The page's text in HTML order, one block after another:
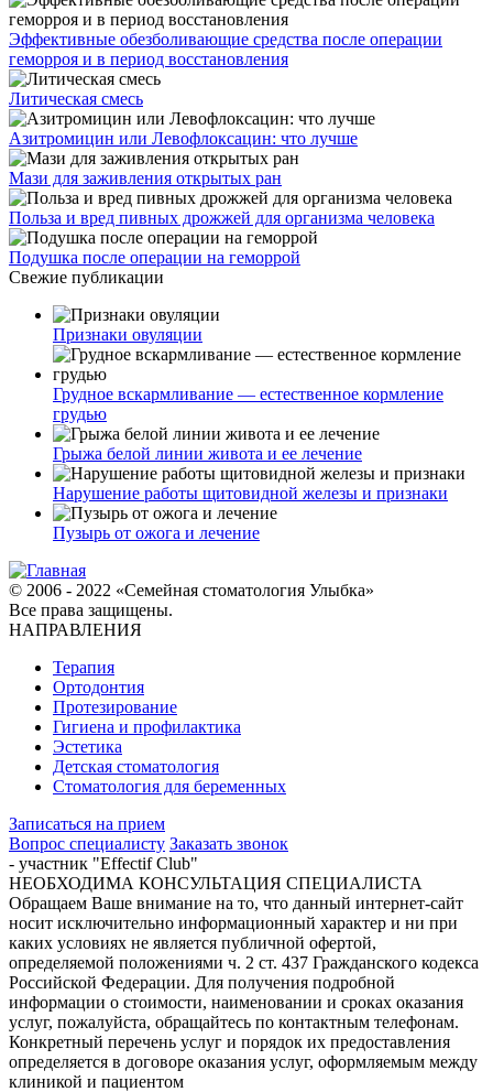
Эффективные обезболивающие средства после операции
геморроя и в период восстановления
Литическая смесь
Азитромицин или Левофлоксацин: что лучше
Мази для заживления открытых ран
Польза и вред пивных дрожжей для организма человека
Подушка после операции на геморрой
Свежие публикации
Признаки овуляции
Грудное вскармливание — естественное кормление
грудью
Грыжа белой линии живота и ее лечение
Нарушение работы щитовидной железы и признаки
Пузырь от ожога и лечение
© 2006 - 2022 «Семейная стоматология Улыбка»
Все права защищены.
НАПРАВЛЕНИЯ
Терапия
Ортодонтия
Протезирование
Гигиена и профилактика
Эстетика
Детская стоматология
Стоматология для беременных
Записаться на прием
Вопрос специалисту Заказать звонок
- участник "Effectif Club"
НЕОБХОДИМА КОНСУЛЬТАЦИЯ СПЕЦИАЛИСТА
Обращаем Ваше внимание на то, что данный интернет-сайт
носит исключительно информационный характер и ни при
каких условиях не является публичной офертой,
определяемой положениями ч. 2 ст. 437 Гражданского кодекса
Российской Федерации. Для получения подробной
информации о стоимости, наименовании и сроках оказания
услуг, пожалуйста, обращайтесь по контактным телефонам.
Конкретный перечень услуг и порядок их предоставления
определяется в договоре оказания услуг, оформляемым между
клиникой и пациентом